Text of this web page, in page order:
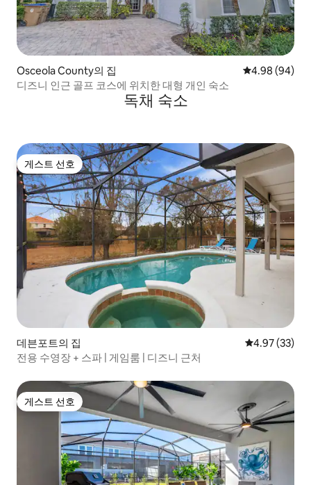
Osceola County의 집 평점 4.98점(5
4.98 (94)
디즈니 인근 골프 코스에 위치한 대형 개인 숙소
독채 숙소
게스트 선호
게스트 선호
데븐포트의 집 평점 4.97점(5
4.97 (33)
전용 수영장 + 스파 | 게임룸 | 디즈니 근처
게스트 선호
게스트 선호